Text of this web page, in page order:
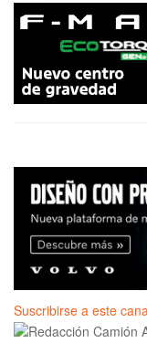
Suscribirse a este